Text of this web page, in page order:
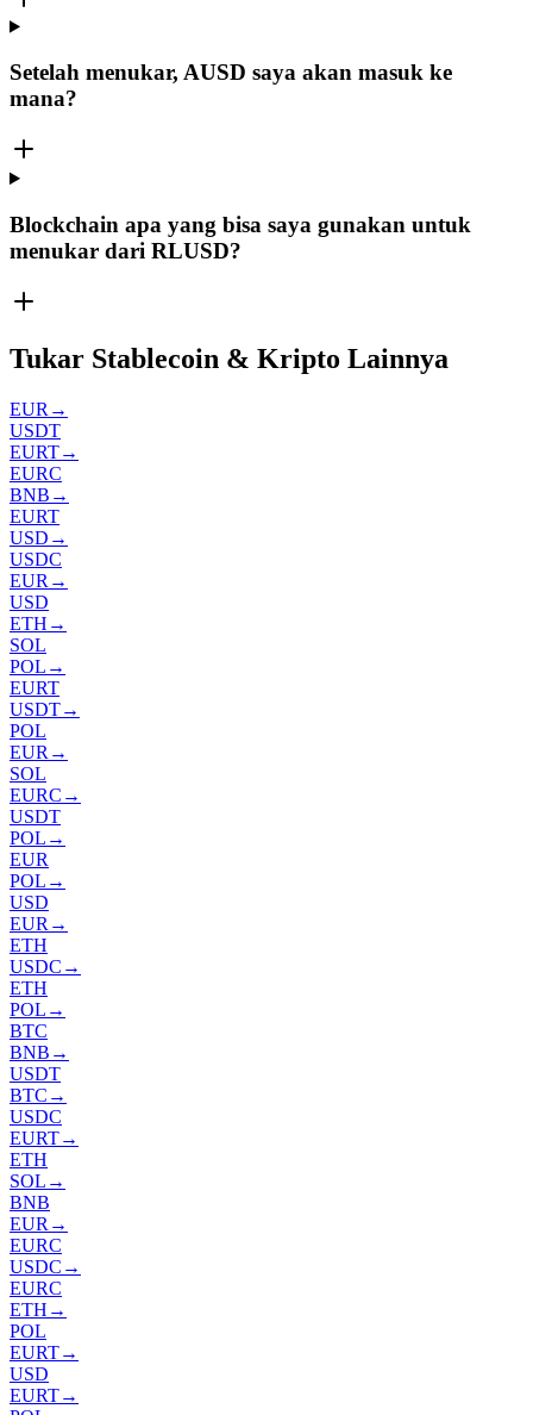
Setelah menukar, AUSD saya akan masuk ke
mana?
Blockchain apa yang bisa saya gunakan untuk
menukar dari RLUSD?
Tukar Stablecoin & Kripto Lainnya
EUR →
USDT
EURT→
EURC
BNB →
EURT
USD →
USDC
EUR →
USD
ETH →
SOL
POL →
EURT
USDT→
POL
EUR →
SOL
EURC →
USDT
POL →
EUR
POL →
USD
EUR →
ETH
USDC →
ETH
POL →
BTC
BNB →
USDT
BTC →
USDC
EURT→
ETH
SOL →
BNB
EUR →
EURC
USDC →
EURC
ETH →
POL
EURT→
USD
EURT→